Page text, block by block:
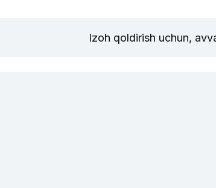
Izoh qoldirish uchun,